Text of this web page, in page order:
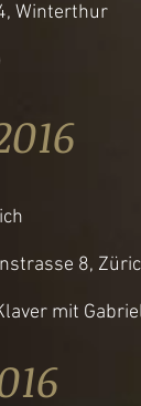
Winterthur
8,
mit